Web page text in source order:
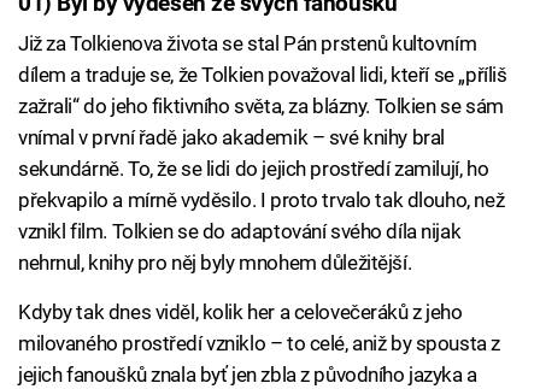
Již za Tolkienova života se stal Pán prstenů kultovním
dílem a traduje se, že Tolkien považoval lidi, kteří se „příliš
zažrali“ do jeho fiktivního světa, za blázny. Tolkien se sám
vnímal v první řadě jako akademik – své knihy bral
sekundárně. To, že se lidi do jejich prostředí zamilují, ho
překvapilo a mírně vyděsilo. I proto trvalo tak dlouho, než
vznikl film. Tolkien se do adaptování svého díla nijak
nehrnul, knihy pro něj byly mnohem důležitější.
Kdyby tak dnes viděl, kolik her a celovečeráků z jeho
milovaného prostředí vzniklo – to celé, aniž by spousta z
jejich fanoušků znala byť jen zbla z původního jazyka a